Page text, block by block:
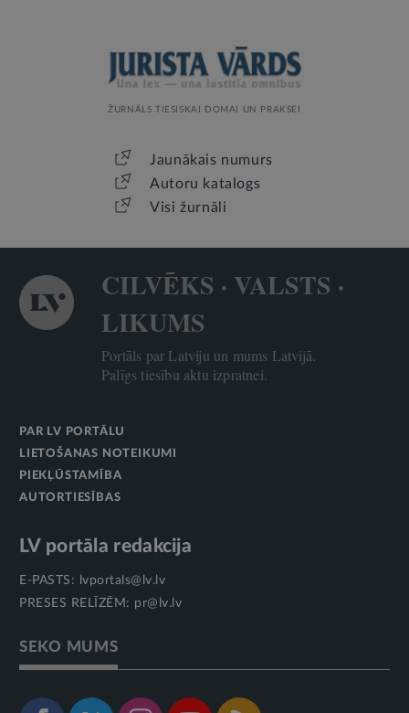
ŽURNĀLS TIESISKAI DOMAI UN PRAKSEI
Jaunākais numurs
Autoru katalogs
Visi žurnāli
CILVĒKS · VALSTS ·
LIKUMS
Portāls par Latviju un mums Latvijā.
Palīgs tiesību aktu izpratnei.
PAR LV PORTĀLU
LIETOŠANAS NOTEIKUMI
PIEKĻŪSTAMĪBA
AUTORTIESĪBAS
LV portāla redakcija
E-PASTS:
lvportals@lv.lv
PRESES RELĪZĒM: pr@lv.lv
SEKO MUMS